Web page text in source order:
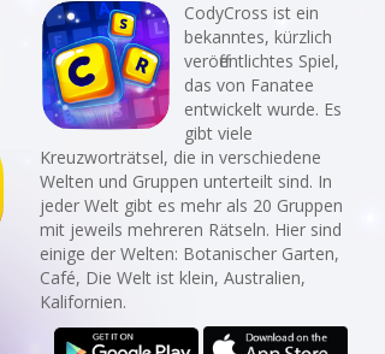
CodyCross ist ein
bekanntes, kürzlich
veröffentlichtes Spiel,
das von Fanatee
entwickelt wurde. Es
gibt viele
Kreuzworträtsel, die in verschiedene
Welten und Gruppen unterteilt sind. In
jeder Welt gibt es mehr als 20 Gruppen
mit jeweils mehreren Rätseln. Hier sind
einige der Welten: Botanischer Garten,
Café, Die Welt ist klein, Australien,
Kalifornien.